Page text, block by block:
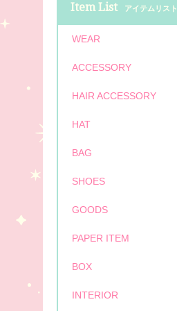
Item List アイテムリスト
WEAR
ACCESSORY
HAIR ACCESSORY
HAT
BAG
SHOES
GOODS
PAPER ITEM
BOX
INTERIOR